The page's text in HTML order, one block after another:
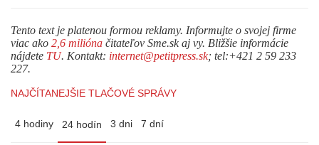
Tento text je platenou formou reklamy. Informujte o svojej firme
viac ako 2,6 milióna čitateľov Sme.sk aj vy. Bližšie informácie
nájdete TU. Kontakt: internet@petitpress.sk; tel:+421 2 59 233
227.
NAJČÍTANEJŠIE TLAČOVÉ SPRÁVY
4 hodiny 24 hodín 3 dni 7 dní